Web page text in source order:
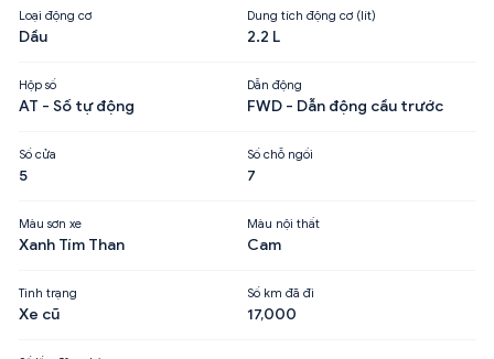
Loại động cơ
Dầu
Dung tích động cơ (lít)
2.2 L
Hộp số
AT - Số tự động
Dẫn động
FWD - Dẫn động cầu trước
Số cửa
5
Số chỗ ngồi
7
Màu sơn xe
Xanh Tím Than
Màu nội thất
Cam
Tình trạng
Xe cũ
Số km đã đi
17,000